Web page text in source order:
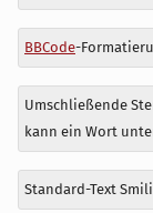
BBCode-
Umschließende
kann ein Wort
Standard-Text